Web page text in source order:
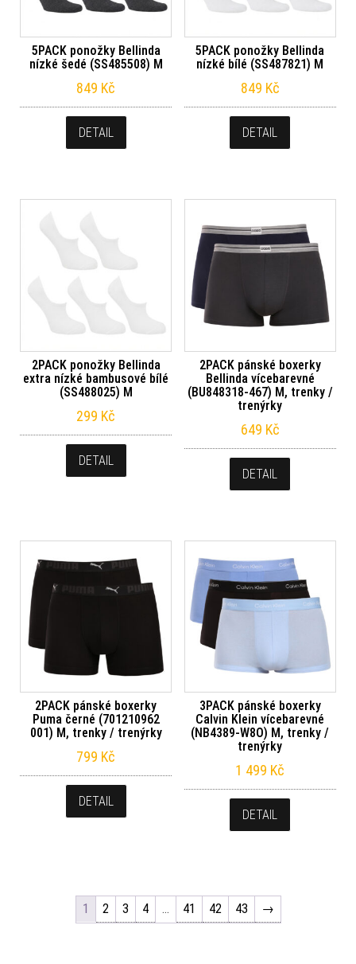
5PACK ponožky Bellinda
nízké šedé (SS485508) M
849 Kč
DETAIL
5PACK ponožky Bellinda
nízké bílé (SS487821) M
849 Kč
DETAIL
2PACK ponožky Bellinda
extra nízké bambusové bílé
(SS488025) M
299 Kč
DETAIL
2PACK pánské boxerky
Bellinda vícebarevné
(BU848318-467) M, trenky /
trenýrky
649 Kč
DETAIL
2PACK pánské boxerky
Puma černé (701210962
001) M, trenky / trenýrky
799 Kč
DETAIL
3PACK pánské boxerky
Calvin Klein vícebarevné
(NB4389-W8O) M, trenky /
trenýrky
1 499 Kč
DETAIL
1 2 3 4 … 41 42 43 →